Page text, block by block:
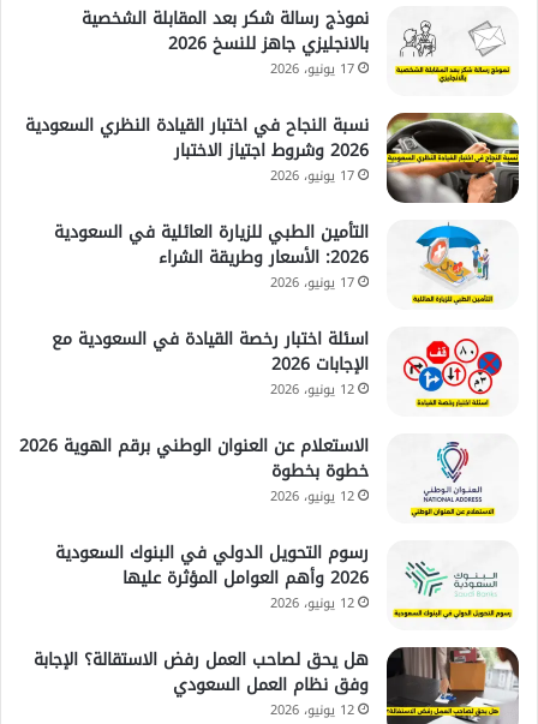
نموذج رسالة شكر بعد المقابلة الشخصية
بالانجليزي جاهز للنسخ 2026
17 يونيو، 2026
نسبة النجاح في اختبار القيادة النظري السعودية
2026 وشروط اجتياز الاختبار
17 يونيو، 2026
التأمين الطبي للزيارة العائلية في السعودية
2026: الأسعار وطريقة الشراء
17 يونيو، 2026
اسئلة اختبار رخصة القيادة في السعودية مع
الإجابات 2026
12 يونيو، 2026
الاستعلام عن العنوان الوطني برقم الهوية 2026
خطوة بخطوة
12 يونيو، 2026
رسوم التحويل الدولي في البنوك السعودية
2026 وأهم العوامل المؤثرة عليها
12 يونيو، 2026
هل يحق لصاحب العمل رفض الاستقالة؟ الإجابة
وفق نظام العمل السعودي
12 يونيو، 2026